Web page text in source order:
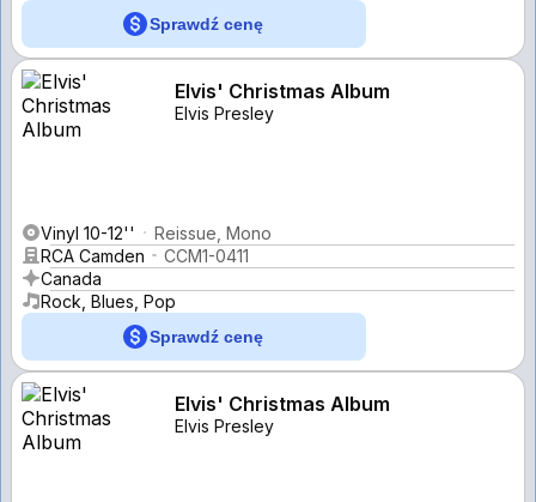
Sprawdź cenę
Elvis' Christmas Album
Elvis Presley
Vinyl 10-12''
Reissue, Mono
RCA Camden
CCM1-0411
Canada
Rock, Blues, Pop
Sprawdź cenę
Elvis' Christmas Album
Elvis Presley